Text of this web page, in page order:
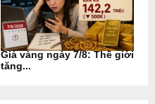
Giá vàng ngày 7/8: Thế giới
tăng...